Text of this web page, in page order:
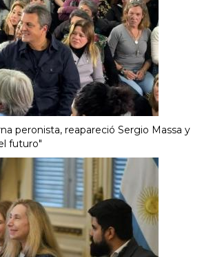
peronista, reapareció Sergio Massa y
futuro"